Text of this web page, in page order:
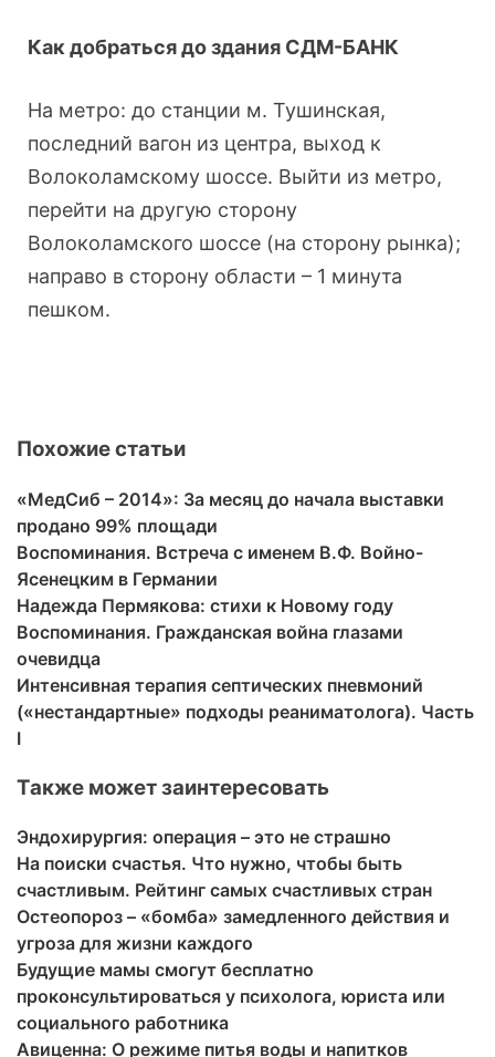
Как добраться до здания СДМ-БАНК
На метро: до станции м. Тушинская,
последний вагон из центра, выход к
Волоколамскому шоссе. Выйти из метро,
перейти на другую сторону
Волоколамского шоссе (на сторону рынка);
направо в сторону области – 1 минута
пешком.
Похожие статьи
«МедСиб – 2014»: За месяц до начала выставки
продано 99% площади
Воспоминания. Встреча с именем В.Ф. Войно-
Ясенецким в Германии
Надежда Пермякова: стихи к Новому году
Воспоминания. Гражданская война глазами
очевидца
Интенсивная терапия септических пневмоний
(«нестандартные» подходы реаниматолога). Часть
I
Также может заинтересовать
Эндохирургия: операция – это не страшно
На поиски счастья. Что нужно, чтобы быть
счастливым. Рейтинг самых счастливых стран
Остеопороз – «бомба» замедленного действия и
угроза для жизни каждого
Будущие мамы смогут бесплатно
проконсультироваться у психолога, юриста или
социального работника
Авиценна: О режиме питья воды и напитков